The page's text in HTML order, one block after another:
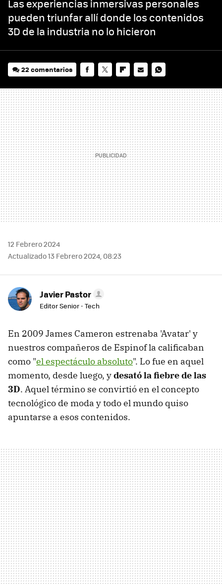
Las experiencias inmersivas personales
pueden triunfar allí donde los contenidos
3D de la industria no lo hicieron
22 comentarios
MAIL
12 Febrero 2024
Actualizado 13 Febrero 2024, 08:23
Javier Pastor
Editor Senior - Tech
En 2009 James Cameron estrenaba 'Avatar' y
nuestros compañeros de Espinof la calificaban
como "el espectáculo absoluto". Lo fue en aquel
momento, desde luego, ydesató la fiebre de las
3D. Aquel término se convirtió en el concepto
tecnológico de moda y todo el mundo quiso
apuntarse a esos contenidos.